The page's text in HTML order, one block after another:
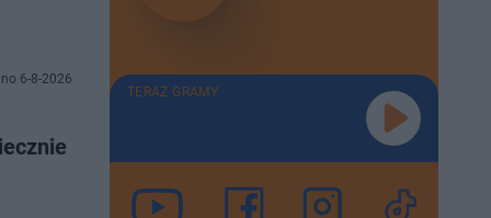
6-8-2026
TERAZ GRAMY